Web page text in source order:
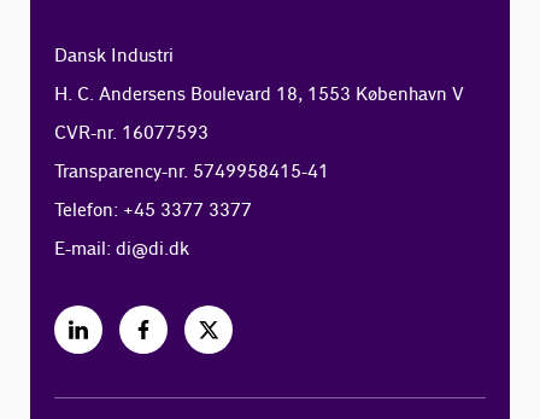
Dansk Industri
H. C. Andersens Boulevard 18, 1553 København V
CVR-nr. 16077593
Transparency-nr. 5749958415-41
Telefon: +45 3377 3377
E-mail:di@di.dk